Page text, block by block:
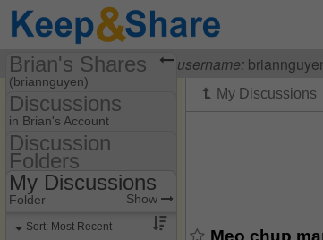
Visiting Brian Nguyen( username:
Meo chup
Brian's Shares
(briannguyen)
Share Page
Files
Discussions
Discussions
in Brian's Account
Discussion Folders
Discussion
Folders
Folder Set Show
My Discussions
Folder Show
Sort: Most Recent